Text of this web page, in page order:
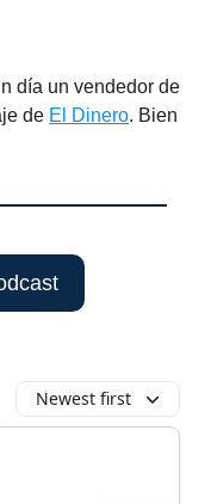
día un vendedor de
de El Dinero. Bien
Newest first